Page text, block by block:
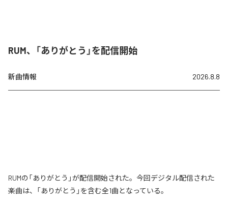
RUM、「ありがとう」を配信開始
新曲情報 2026.8.8
RUMの「ありがとう」が配信開始された。今回デジタル配信された
楽曲は、「ありがとう」を含む全1曲となっている。